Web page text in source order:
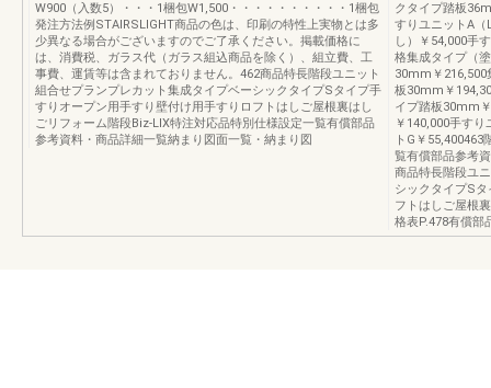
W900（入数5）・・・1梱包W1,500・・・・・・・・・・1梱包
発注方法例STAIRSLIGHT商品の色は、印刷の特性上実物とは多
少異なる場合がございますのでご了承ください。掲載価格に
は、消費税、ガラス代（ガラス組込商品を除く）、組立費、工
事費、運賃等は含まれておりません。462商品特長階段ユニット
組合せプランプレカット集成タイプベーシックタイプSタイプ手
すりオープン用手すり壁付け用手すりロフトはしご屋根裏はし
ごリフォーム階段Biz-LIX特注対応品特別仕様設定一覧有償部品
参考資料・商品詳細一覧納まり図面一覧・納まり図
クタイプ踏板
すりユニットA（
し）￥54,000手
格集成タイプ（
30mm￥216,500
板30mm￥
イプ踏板30mm
￥140,000手す
トG￥
覧有償部品参考
商品特長階段ユ
シックタイプS
フトはしご屋根
格表P.478有償部